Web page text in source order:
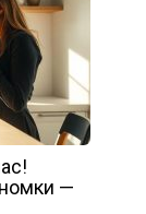
—